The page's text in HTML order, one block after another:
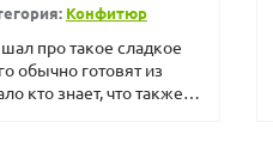
Конфитюр
про такое сладкое
обычно готовят из
кто знает, что также